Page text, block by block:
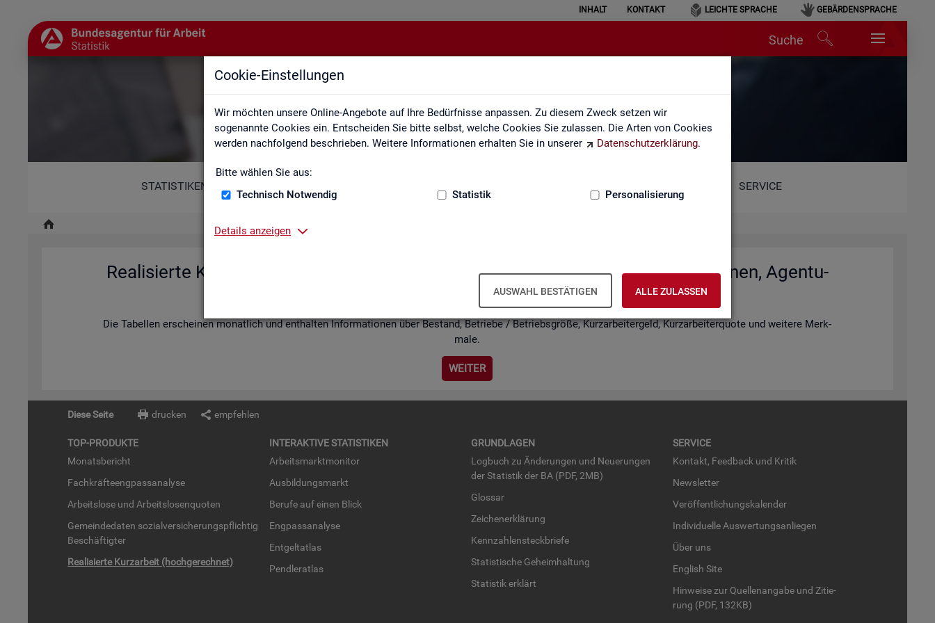
Cookie-Einstellungen
Wir möchten unsere Online-Angebote auf Ihre Bedürfnisse anpassen. Zu diesem Zweck setzen wir
sogenannte Cookies ein. Entscheiden Sie bitte selbst, welche Cookies Sie zulassen. Die Arten von Cookies
werden nachfolgend beschrieben. Weitere Informationen erhalten Sie in unserer
Datenschutzerklärung.
Bitte wählen Sie aus:
Technisch Notwendig
Statistik Personalisierung
Details anzeigen
AUSWAHL BESTÄTIGEN ALLE ZULASSEN
INHALT KONTAKT LEICHTE SPRACHE GEBÄRDENSPRACHE
Suche
Realisierte Kurzarbeit (hochgerechnet)
STATISTIKEN SERVICE
Rea­li­sier­te Kurz­ar­beit (hoch­ge­rech­net) - Deutsch­land, Län­der, Re­gio­nal­di­rek­tio­nen, Agen­tu­
ren für Ar­beit und Krei­se (Mo­nats­zah­len)
Die Ta­bel­len er­schei­nen mo­nat­lich und ent­hal­ten In­for­ma­tio­nen über Be­stand, Be­trie­be / Be­triebs­grö­ße, Kurz­ar­bei­ter­geld, Kurz­ar­bei­ter­quo­te und wei­te­re Merk­
ma­le.
WEI­TER
Diese Seite drucken empfehlen
TOP-PRO­DUK­TE
Mo­nats­be­richt
Fach­kräf­te­eng­pass­ana­ly­se
Ar­beits­lo­se und Ar­beits­lo­sen­quo­ten
Ge­mein­de­da­ten so­zi­al­ver­si­che­rungs­pflich­tig
Be­schäf­tig­ter
Rea­li­sier­te Kurz­ar­beit (hoch­ge­rech­net)
IN­TER­AK­TI­VE STA­TIS­TI­KEN
Ar­beits­markt­mo­ni­tor
Aus­bil­dungs­markt
Be­ru­fe auf einen Blick
Eng­pass­ana­ly­se
Ent­gel­t­at­las
Pend­ler­at­las
GRUND­LA­GEN
Log­buch zu Än­de­run­gen und Neue­run­gen
der Sta­tis­tik der BA (PDF, 2MB)
Glos­sar
Zei­chen­er­klä­rung
Kenn­zah­len­steck­brie­fe
Sta­tis­ti­sche Ge­heim­hal­tung
Sta­tis­tik er­klärt
SER­VICE
Kon­takt, Feed­back und Kri­tik
News­let­ter
Ver­öf­fent­li­chungs­ka­len­der
In­di­vi­du­el­le Aus­wer­tungs­an­lie­gen
Über uns
English Site
Hin­wei­se zur Quel­len­an­ga­be und Zi­tie­
rung (PDF, 132KB)